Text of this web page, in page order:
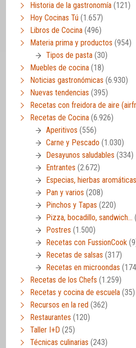
Historia de la gastronomía (121)
Hoy Cocinas Tú (1.657)
Libros de Cocina (496)
Materia prima y productos (954)
Tipos de pasta (30)
Muebles de cocina (18)
Noticias gastronómicas (6.930)
Nuevas tendencias (395)
Recetas con freidora de aire
Recetas de Cocina (6.926)
Aperitivos (556)
Carne y Pescado (1.030)
Desayunos saludables (334)
Entrantes (2.672)
Especias, hierbas aromáticas
Pan y varios (208)
Pinchos y Tapas (220)
Pizza, bocadillo, sandwich…
Postres (1.500)
Recetas con FussionCook
Recetas de salsas (317)
Recetas en microondas
Recetas de los Chefs (1.259)
Recetas y cocina de escuela (35)
Recursos en la red (362)
Restaurantes (120)
Taller I+D (25)
Técnicas culinarias (243)